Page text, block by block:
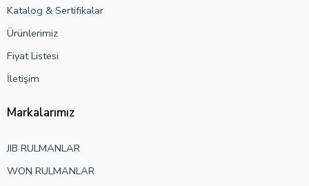
Katalog & Sertifikalar
Ürünlerimiz
Fiyat Listesi
İletişim
Markalarımız
JIB RULMANLAR
WON RULMANLAR